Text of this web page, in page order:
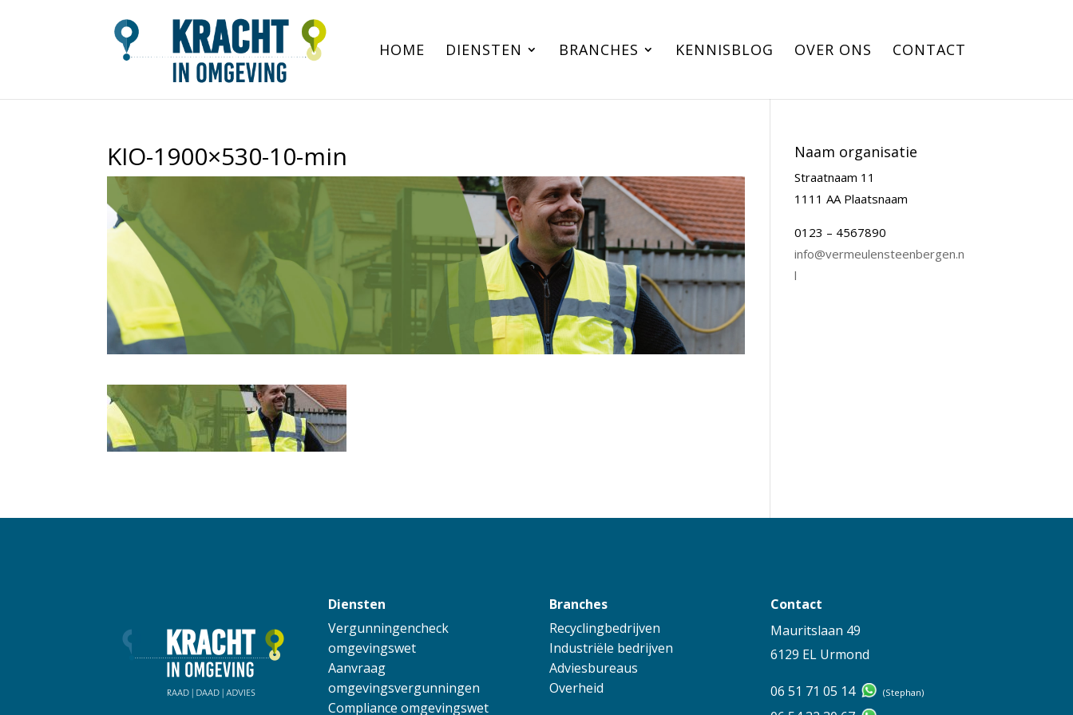
HOME DIENSTEN BRANCHES KENNISBLOG OVER ONS CONTACT
KIO-1900×530-10-min Naam organisatie
Straatnaam 11
1111 AA Plaatsnaam
0123 – 4567890
info@vermeulensteenbergen.n
l
Diensten
Vergunningencheck
omgevingswet
Aanvraag
omgevingsvergunningen
Compliance omgevingswet
Branches
Recyclingbedrijven
Industriële bedrijven
Adviesbureaus
Overheid
Contact
Mauritslaan 49
6129 EL Urmond
06 51 71 05 14 (Stephan)